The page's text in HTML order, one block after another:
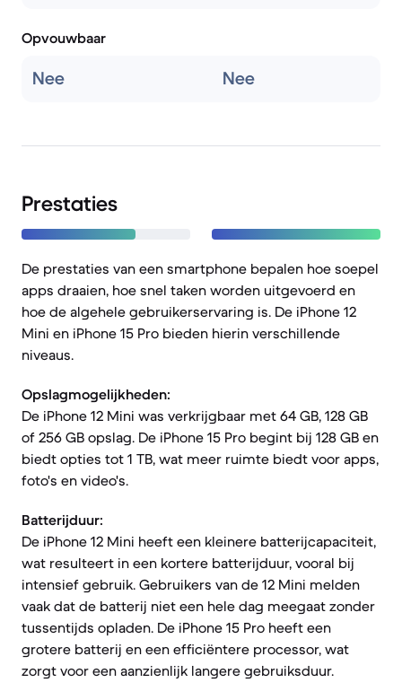
Opvouwbaar
Nee Nee
Prestaties
De prestaties van een smartphone bepalen hoe soepel
apps draaien, hoe snel taken worden uitgevoerd en
hoe de algehele gebruikerservaring is. De iPhone 12
Mini en iPhone 15 Pro bieden hierin verschillende
niveaus.
Opslagmogelijkheden:
De iPhone 12 Mini was verkrijgbaar met 64 GB, 128 GB
of 256 GB opslag. De iPhone 15 Pro begint bij 128 GB en
biedt opties tot 1 TB, wat meer ruimte biedt voor apps,
foto's en video's.
Batterijduur:
De iPhone 12 Mini heeft een kleinere batterijcapaciteit,
wat resulteert in een kortere batterijduur, vooral bij
intensief gebruik. Gebruikers van de 12 Mini melden
vaak dat de batterij niet een hele dag meegaat zonder
tussentijds opladen. De iPhone 15 Pro heeft een
grotere batterij en een efficiëntere processor, wat
zorgt voor een aanzienlijk langere gebruiksduur.